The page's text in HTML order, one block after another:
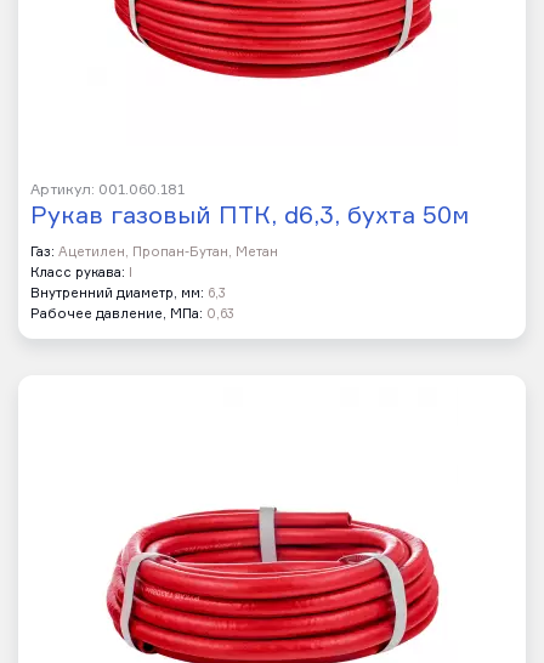
Артикул: 001.060.181
Рукав газовый ПТК, d6,3, бухта 50м
Газ: Ацетилен, Пропан-Бутан, Метан
Класс рукава:
Внутренний диаметр, мм: 6,3
Рабочее давление, МПа: 0,63